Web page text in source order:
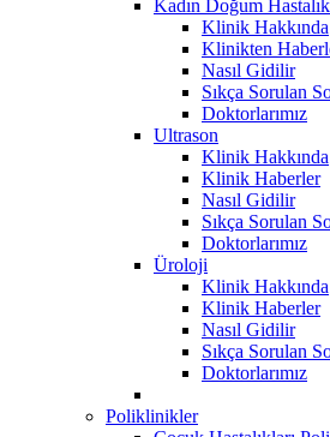
Kadın Doğum
Klinik Hakkında
Klinikten
Nasıl Gidilir
Sıkça Sorulan
Doktorlarımız
Ultrason
Klinik Hakkında
Klinik Haberler
Nasıl Gidilir
Sıkça Sorulan
Doktorlarımız
Üroloji
Klinik Hakkında
Klinik Haberler
Nasıl Gidilir
Sıkça Sorulan
Doktorlarımız
Poliklinikler